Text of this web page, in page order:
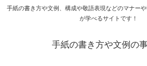
手紙の書き方や文例、構成や敬語表現などのマナー
が学べるサイトです！
手紙の書き方や文例の事